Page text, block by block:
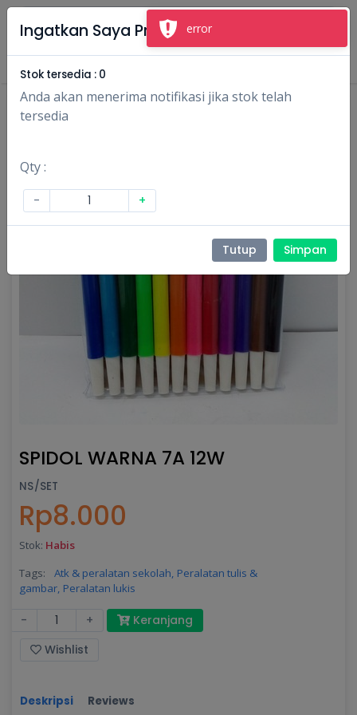
Masuk Daftar
SPIDOL WARNA 7A 12W
NS/SET
Rp8.000
Stok: Habis
Tags:
Atk & peralatan sekolah, Peralatan tulis &
gambar, Peralatan lukis
- +
Keranjang
Wishlist
Deskripsi Reviews
Ingatkan Saya Produk Ini
Stok tersedia : 0
Anda akan menerima notifikasi jika stok telah
tersedia
Qty :
- +
Tutup Simpan
error